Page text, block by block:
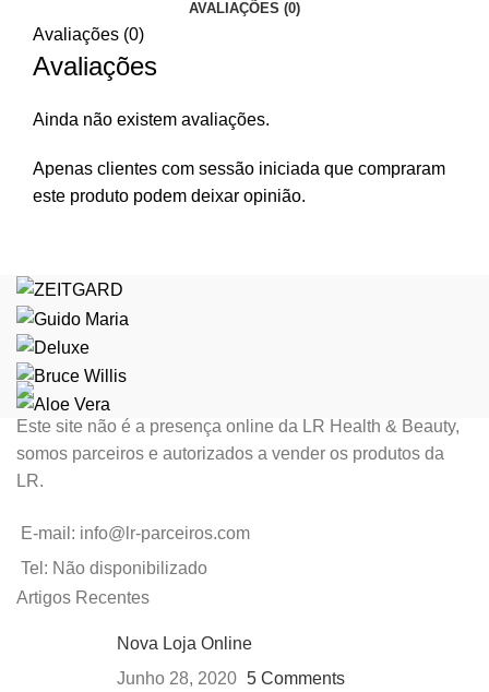
AVALIAÇÕES (0)
Avaliações (0)
Avaliações
Ainda não existem avaliações.
Apenas clientes com sessão iniciada que compraram
este produto podem deixar opinião.
Este site não é a presença online da LR Health & Beauty,
somos parceiros e autorizados a vender os produtos da
LR.
E-mail: info@lr-parceiros.com
Tel: Não disponibilizado
Artigos Recentes
Nova Loja Online
Junho 28, 2020 5 Comments